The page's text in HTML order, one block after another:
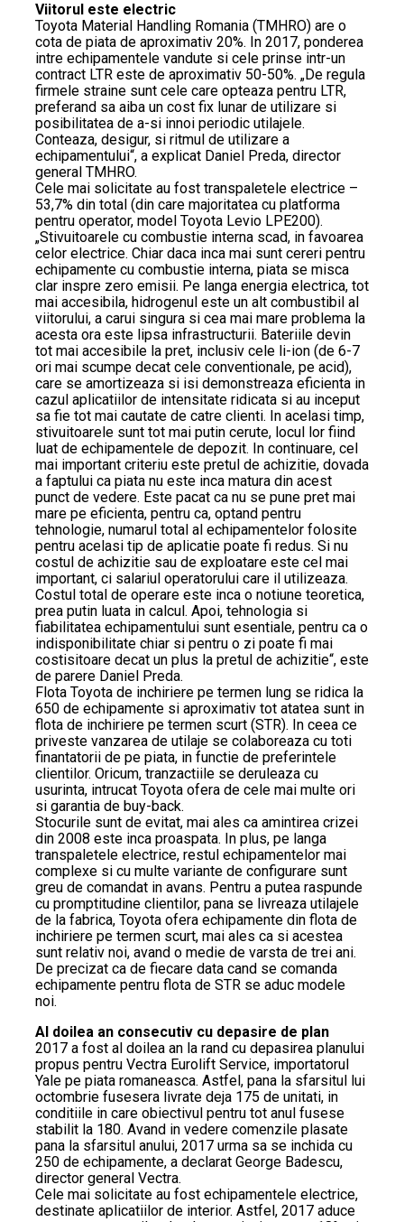
Viitorul este electric
Toyota Material Handling Romania (TMHRO) are o
cota de piata de aproximativ 20%. In 2017, ponderea
intre echipamentele vandute si cele prinse intr-un
contract LTR este de aproximativ 50-50%. „De regula
firmele straine sunt cele care opteaza pentru LTR,
preferand sa aiba un cost fix lunar de utilizare si
posibilitatea de a-si innoi periodic utilajele.
Conteaza, desigur, si ritmul de utilizare a
echipamentului“, a explicat Daniel Preda, director
general TMHRO.
Cele mai solicitate au fost transpaletele electrice –
53,7% din total (din care majoritatea cu platforma
pentru operator, model Toyota Levio LPE200).
„Stivuitoarele cu combustie interna scad, in favoarea
celor electrice. Chiar daca inca mai sunt cereri pentru
echipamente cu combustie interna, piata se misca
clar inspre zero emisii. Pe langa energia electrica, tot
mai accesibila, hidrogenul este un alt combustibil al
viitorului, a carui singura si cea mai mare problema la
acesta ora este lipsa infrastructurii. Bateriile devin
tot mai accesibile la pret, inclusiv cele li-ion (de 6-7
ori mai scumpe decat cele conventionale, pe acid),
care se amortizeaza si isi demonstreaza eficienta in
cazul aplicatiilor de intensitate ridicata si au inceput
sa fie tot mai cautate de catre clienti. In acelasi timp,
stivuitoarele sunt tot mai putin cerute, locul lor fiind
luat de echipamentele de depozit. In continuare, cel
mai important criteriu este pretul de achizitie, dovada
a faptului ca piata nu este inca matura din acest
punct de vedere. Este pacat ca nu se pune pret mai
mare pe eficienta, pentru ca, optand pentru
tehnologie, numarul total al echipamentelor folosite
pentru acelasi tip de aplicatie poate fi redus. Si nu
costul de achizitie sau de exploatare este cel mai
important, ci salariul operatorului care il utilizeaza.
Costul total de operare este inca o notiune teoretica,
prea putin luata in calcul. Apoi, tehnologia si
fiabilitatea echipamentului sunt esentiale, pentru ca o
indisponibilitate chiar si pentru o zi poate fi mai
costisitoare decat un plus la pretul de achizitie“, este
de parere Daniel Preda.
Flota Toyota de inchiriere pe termen lung se ridica la
650 de echipamente si aproximativ tot atatea sunt in
flota de inchiriere pe termen scurt (STR). In ceea ce
priveste vanzarea de utilaje se colaboreaza cu toti
finantatorii de pe piata, in functie de preferintele
clientilor. Oricum, tranzactiile se deruleaza cu
usurinta, intrucat Toyota ofera de cele mai multe ori
si garantia de buy-back.
Stocurile sunt de evitat, mai ales ca amintirea crizei
din 2008 este inca proaspata. In plus, pe langa
transpaletele electrice, restul echipamentelor mai
complexe si cu multe variante de configurare sunt
greu de comandat in avans. Pentru a putea raspunde
cu promptitudine clientilor, pana se livreaza utilajele
de la fabrica, Toyota ofera echipamente din flota de
inchiriere pe termen scurt, mai ales ca si acestea
sunt relativ noi, avand o medie de varsta de trei ani.
De precizat ca de fiecare data cand se comanda
echipamente pentru flota de STR se aduc modele
noi.
Al doilea an consecutiv cu depasire de plan
2017 a fost al doilea an la rand cu depasirea planului
propus pentru Vectra Eurolift Service, importatorul
Yale pe piata romaneasca. Astfel, pana la sfarsitul lui
octombrie fusesera livrate deja 175 de unitati, in
conditiile in care obiectivul pentru tot anul fusese
stabilit la 180. Avand in vedere comenzile plasate
pana la sfarsitul anului, 2017 urma sa se inchida cu
250 de echipamente, a declarat George Badescu,
director general Vectra.
Cele mai solicitate au fost echipamentele electrice,
destinate aplicatiilor de interior. Astfel, 2017 aduce